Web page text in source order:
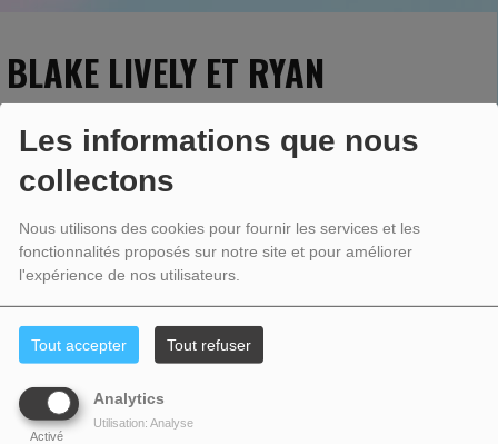
Les informations que nous
collectons
Nous utilisons des cookies pour fournir les services et les
fonctionnalités proposés sur notre site et pour améliorer
l'expérience de nos utilisateurs.
Tout accepter Tout refuser
Analytics
Activé
Utilisation: Analyse
BLAKE LIVELY ET RYAN
REYNOLDS SONT PARENTS !
Le bébé n’était pas attendu tout de suite, et pourtant il a décidé de pointer le
bout de son nez en cette fin d’année 2014. Blake et Ryan sont parents !